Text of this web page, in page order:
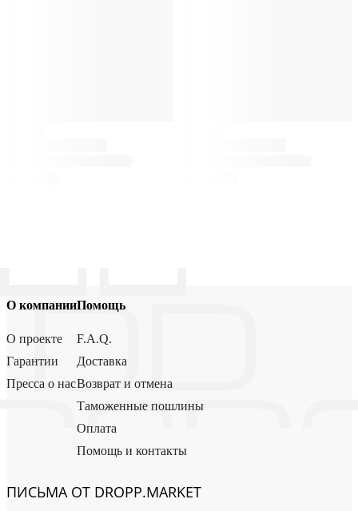
О компании
О проекте
Гарантии
Пресса о нас
Помощь
F.A.Q.
Доставка
Возврат и отмена
Таможенные пошлины
Оплата
Помощь и контакты
ПИСЬМА ОТ DROPP.MARKET